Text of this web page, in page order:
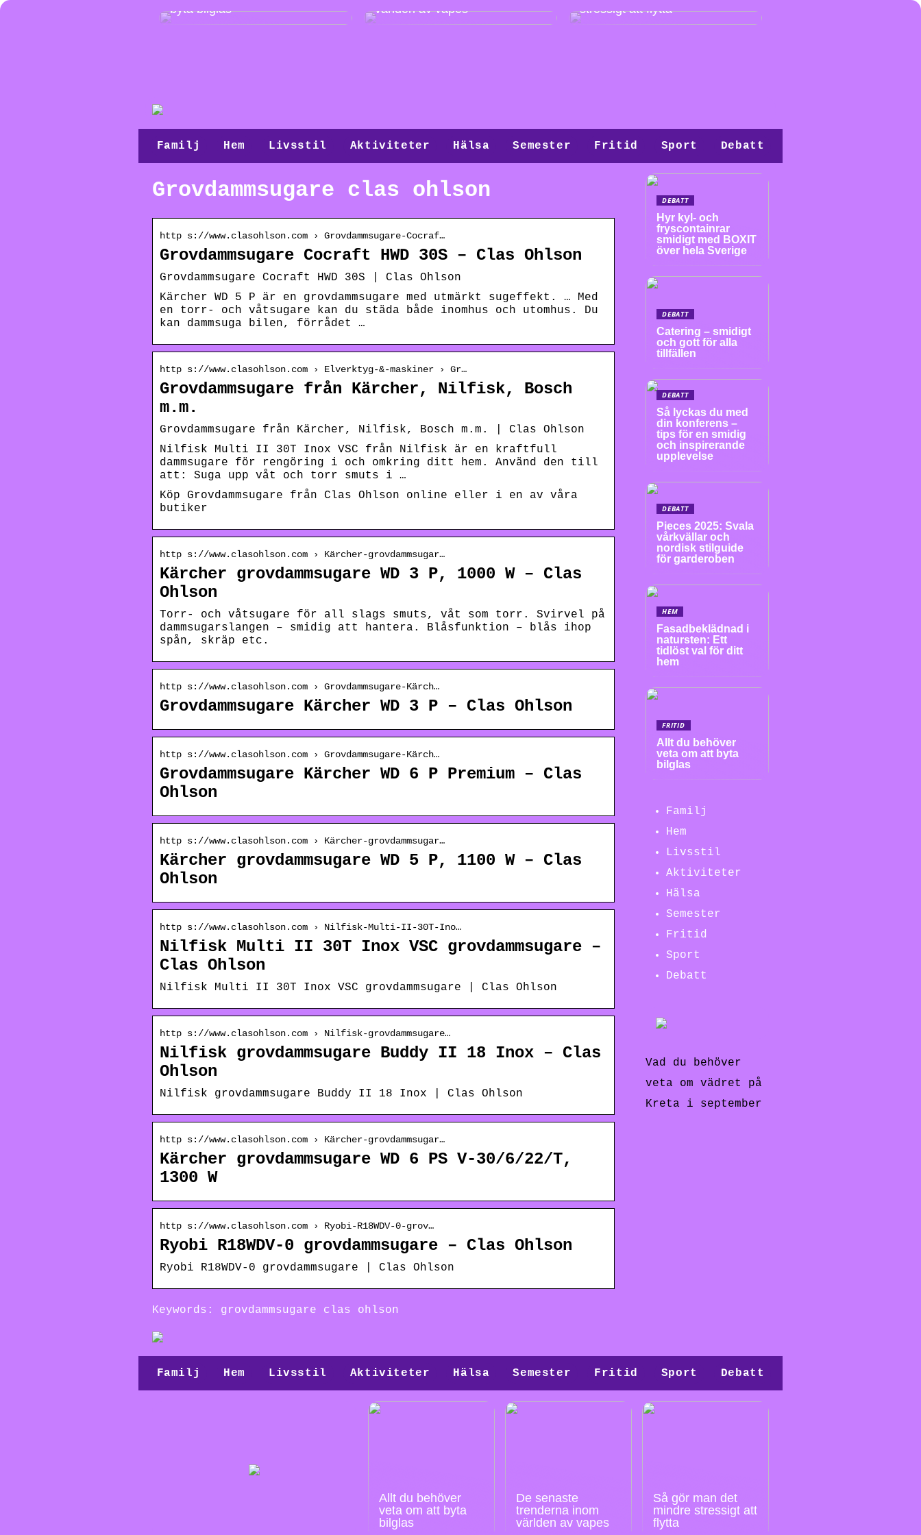
byta bilglas
världen av vapes
stressigt att flytta
Familj Hem Livsstil Aktiviteter Hälsa Semester Fritid Sport Debatt
Grovdammsugare clas ohlson
http s://www.clasohlson.com › Grovdammsugare-Cocraf…
Grovdammsugare Cocraft HWD 30S – Clas Ohlson
Grovdammsugare Cocraft HWD 30S | Clas Ohlson
Kärcher WD 5 P är en grovdammsugare med utmärkt sugeffekt. … Med
en torr- och våtsugare kan du städa både inomhus och utomhus. Du
kan dammsuga bilen, förrådet …
http s://www.clasohlson.com › Elverktyg-&-maskiner › Gr…
Grovdammsugare från Kärcher, Nilfisk, Bosch
m.m.
Grovdammsugare från Kärcher, Nilfisk, Bosch m.m. | Clas Ohlson
Nilfisk Multi II 30T Inox VSC från Nilfisk är en kraftfull
dammsugare för rengöring i och omkring ditt hem. Använd den till
att: Suga upp våt och torr smuts i …
Köp Grovdammsugare från Clas Ohlson online eller i en av våra
butiker
http s://www.clasohlson.com › Kärcher-grovdammsugar…
Kärcher grovdammsugare WD 3 P, 1000 W – Clas
Ohlson
Torr- och våtsugare för all slags smuts, våt som torr. Svirvel på
dammsugarslangen – smidig att hantera. Blåsfunktion – blås ihop
spån, skräp etc.
http s://www.clasohlson.com › Grovdammsugare-Kärch…
Grovdammsugare Kärcher WD 3 P – Clas Ohlson
http s://www.clasohlson.com › Grovdammsugare-Kärch…
Grovdammsugare Kärcher WD 6 P Premium – Clas
Ohlson
http s://www.clasohlson.com › Kärcher-grovdammsugar…
Kärcher grovdammsugare WD 5 P, 1100 W – Clas
Ohlson
http s://www.clasohlson.com › Nilfisk-Multi-II-30T-Ino…
Nilfisk Multi II 30T Inox VSC grovdammsugare –
Clas Ohlson
Nilfisk Multi II 30T Inox VSC grovdammsugare | Clas Ohlson
http s://www.clasohlson.com › Nilfisk-grovdammsugare…
Nilfisk grovdammsugare Buddy II 18 Inox – Clas
Ohlson
Nilfisk grovdammsugare Buddy II 18 Inox | Clas Ohlson
http s://www.clasohlson.com › Kärcher-grovdammsugar…
Kärcher grovdammsugare WD 6 PS V-30/6/22/T,
1300 W
http s://www.clasohlson.com › Ryobi-R18WDV-0-grov…
Ryobi R18WDV-0 grovdammsugare – Clas Ohlson
Ryobi R18WDV-0 grovdammsugare | Clas Ohlson
Keywords: grovdammsugare clas ohlson
DEBATT
Hyr kyl- och
fryscontainrar
smidigt med BOXIT
över hela Sverige
DEBATT
Catering – smidigt
och gott för alla
tillfällen
DEBATT
Så lyckas du med
din konferens –
tips för en smidig
och inspirerande
upplevelse
DEBATT
Pieces 2025: Svala
vårkvällar och
nordisk stilguide
för garderoben
HEM
Fasadbeklädnad i
natursten: Ett
tidlöst val för ditt
hem
FRITID
Allt du behöver
veta om att byta
bilglas
Familj
Hem
Livsstil
Aktiviteter
Hälsa
Semester
Fritid
Sport
Debatt
Vad du behöver
veta om vädret på
Kreta i september
Familj Hem Livsstil Aktiviteter Hälsa Semester Fritid Sport Debatt
Allt du behöver
veta om att byta
bilglas
De senaste
trenderna inom
världen av vapes
Så gör man det
mindre stressigt att
flytta